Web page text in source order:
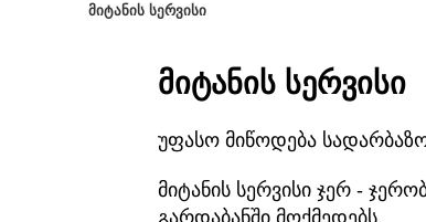
ᲛᲘᲢᲐᲜᲘᲡ ᲡᲔᲠᲕᲘᲡᲘ
მიტანის სერვისი
უფასო მიწოდება
მიტანის სერვისი ჯერ -
გარდაბანში მოქმედებს,